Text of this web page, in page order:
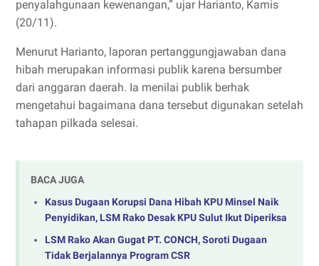
penyalahgunaan kewenangan,” ujar Harianto, Kamis
(20/11).
Menurut Harianto, laporan pertanggungjawaban dana
hibah merupakan informasi publik karena bersumber
dari anggaran daerah. Ia menilai publik berhak
mengetahui bagaimana dana tersebut digunakan setelah
tahapan pilkada selesai.
BACA JUGA
Kasus Dugaan Korupsi Dana Hibah KPU Minsel Naik
Penyidikan, LSM Rako Desak KPU Sulut Ikut Diperiksa
LSM Rako Akan Gugat PT. CONCH, Soroti Dugaan
Tidak Berjalannya Program CSR